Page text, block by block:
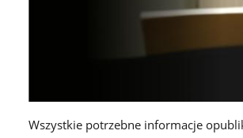
Wszystkie potrzebne informacje